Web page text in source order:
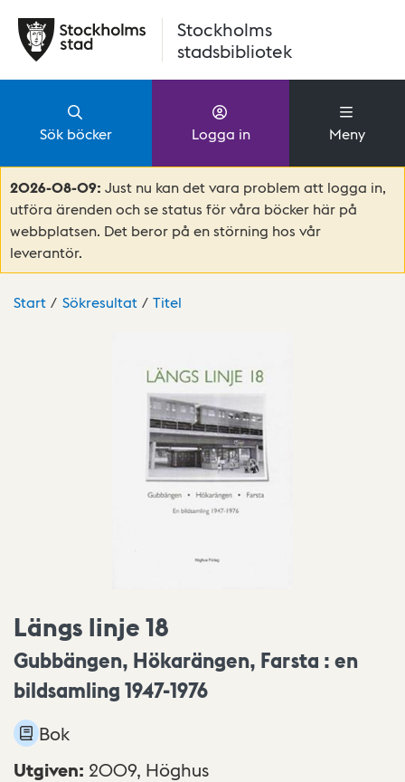
Stockholms
stadsbibliotek
Sök böcker Logga in Meny
2026-08-09: Just nu kan det vara problem att logga in,
utföra ärenden och se status för våra böcker här på
webbplatsen. Det beror på en störning hos vår
leverantör.
Start Sökresultat Titel
Längs linje 18
Gubbängen, Hökarängen, Farsta : en
bildsamling 1947-1976
Bok
Utgiven: 2009, Höghus